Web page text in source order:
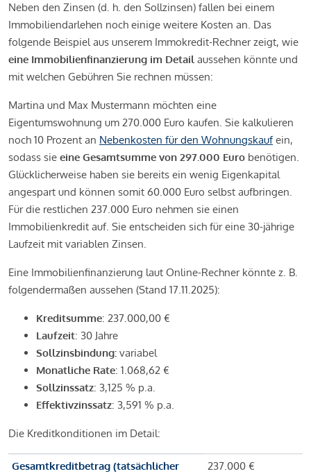
Neben den Zinsen (d. h. den Sollzinsen) fallen bei einem
Immobiliendarlehen noch einige weitere Kosten an. Das
folgende Beispiel aus unserem Immokredit-Rechner zeigt, wie
eine Immobilienfinanzierung im Detail aussehen könnte und
mit welchen Gebühren Sie rechnen müssen:
Martina und Max Mustermann möchten eine
Eigentumswohnung um 270.000 Euro kaufen. Sie kalkulieren
noch 10 Prozent an Nebenkosten für den Wohnungskaufein,
sodass sie eine Gesamtsumme von 297.000 Euro benötigen.
Glücklicherweise haben sie bereits ein wenig Eigenkapital
angespart und können somit 60.000 Euro selbst aufbringen.
Für die restlichen 237.000 Euro nehmen sie einen
Immobilienkredit auf. Sie entscheiden sich für eine 30-jährige
Laufzeit mit variablen Zinsen.
Eine Immobilienfinanzierung laut Online-Rechner könnte z. B.
folgendermaßen aussehen (Stand 17.11.2025):
Kreditsumme: 237.000,00 €
Laufzeit: 30 Jahre
Sollzinsbindung: variabel
Monatliche Rate: 1.068,62 €
Sollzinssatz: 3,125 % p.a.
Effektivzinssatz: 3,591 % p.a.
Die Kreditkonditionen im Detail:
Gesamtkreditbetrag (tatsächlicher
237.000 €